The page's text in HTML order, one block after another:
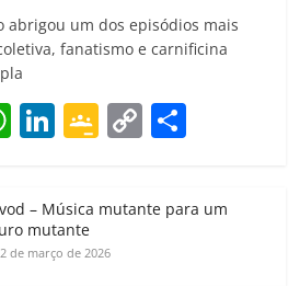
abrigou um dos episódios mais
fanatismo e carnificina
W
at
s
A
Li
k
e
dI
G
gl
e
C
y p
– Música mutante para um
mutante
de março de 2026